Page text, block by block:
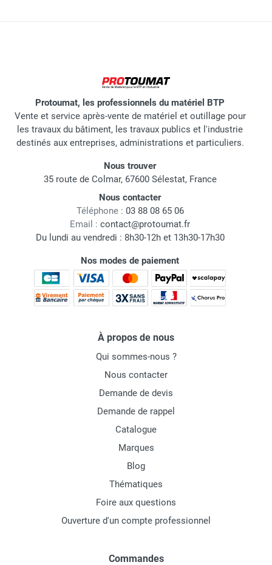
Protoumat, les professionnels du matériel BTP
Vente et service après-vente de matériel et outillage pour
les travaux du bâtiment, les travaux publics et l'industrie
destinés aux entreprises, administrations et particuliers.
Nous trouver
35 route de Colmar, 67600 Sélestat, France
Nous contacter
Téléphone : 03 88 08 65 06
Email : contact@protoumat.fr
Du lundi au vendredi : 8h30-12h et 13h30-17h30
Nos modes de paiement
À propos de nous
Qui sommes-nous ?
Nous contacter
Demande de devis
Demande de rappel
Catalogue
Marques
Blog
Thématiques
Foire aux questions
Ouverture d'un compte professionnel
Commandes